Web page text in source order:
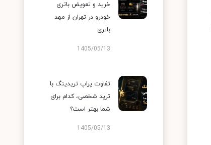
خرید و تعویض باتری
خودرو در تهران از مهد
باتری
1405/05/13
تفاوت پراپ تریدینگ با
ترید شخصی، کدام برای
شما بهتر است؟
1405/05/13